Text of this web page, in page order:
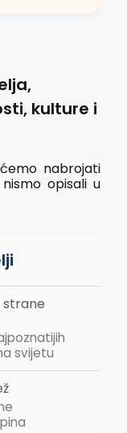
kulture i
nabrojati
opisali u
strane
svijetu